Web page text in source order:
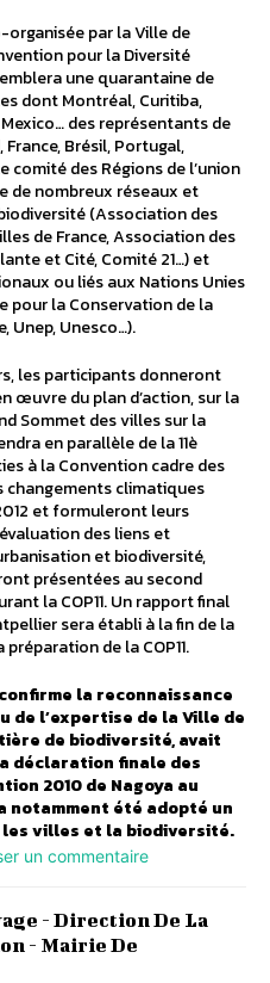
par la Ville de
pour la Diversité
une quarantaine de
dont Montréal, Curitiba,
des représentants de
France, Brésil, Portugal,
comité des Régions de l’union
de nombreux réseaux et
(Association des
de France, Association des
et Cité, Comité 21…) et
ou liés aux Nations Unies
pour la Conservation de la
Unep, Unesco…).
les participants donneront
œuvre du plan d’action, sur la
Sommet des villes sur la
en parallèle de la 11è
à la Convention cadre des
changements climatiques
et formuleront leurs
des liens et
et biodiversité,
présentées au second
la COP11. Un rapport final
sera établi à la fin de la
de la COP11.
la reconnaissance
de l’expertise de la Ville de
de biodiversité, avait
déclaration finale des
2010 de Nagoya au
notamment été adopté un
les villes et la biodiversité.
un commentaire
- Direction De La
- Mairie De